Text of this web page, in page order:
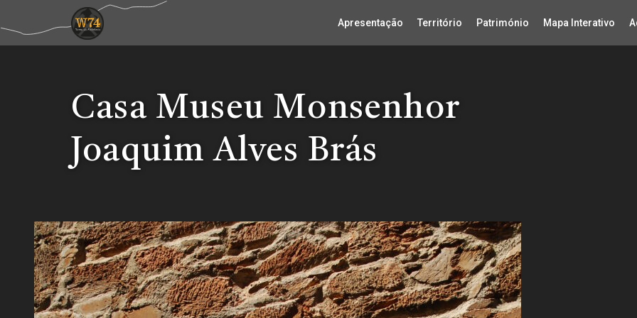
Apresentação Território Património Mapa Interativo
Casa Museu Monsenhor
Joaquim Alves Brás